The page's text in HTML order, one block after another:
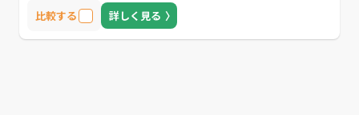
比較する 詳しく見る